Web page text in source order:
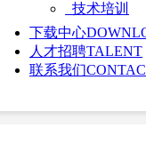
技术培训
下载中心
人才招聘TALENT
联系我们